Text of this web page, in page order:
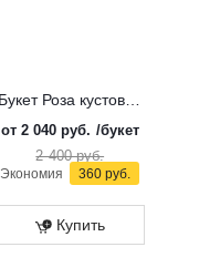
Букет Роза кустовая "Солинеро"
от 2 040 руб. /букет
2 400 руб.
Экономия 360 руб.
Купить